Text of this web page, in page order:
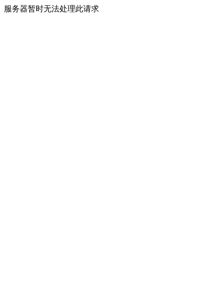
服务器暂时无法处理此请求